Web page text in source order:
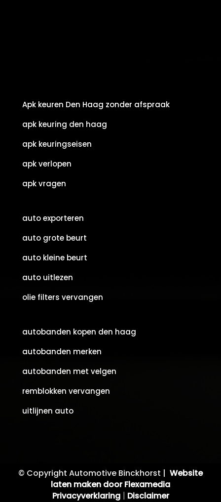
Apk keuren Den Haag zonder afspraak
apk keuring den haag
apk keuringseisen
apk verlopen
apk vragen
auto exporteren
auto grote beurt
auto kleine beurt
auto uitlezen
olie filters vervangen
autobanden kopen den haag
autobanden merken
autobanden met velgen
remblokken vervangen
uitlijnen auto
© Copyright Automotive Binckhorst | Website
laten maken door Flexamedia
Privacyverklaring| Disclaimer